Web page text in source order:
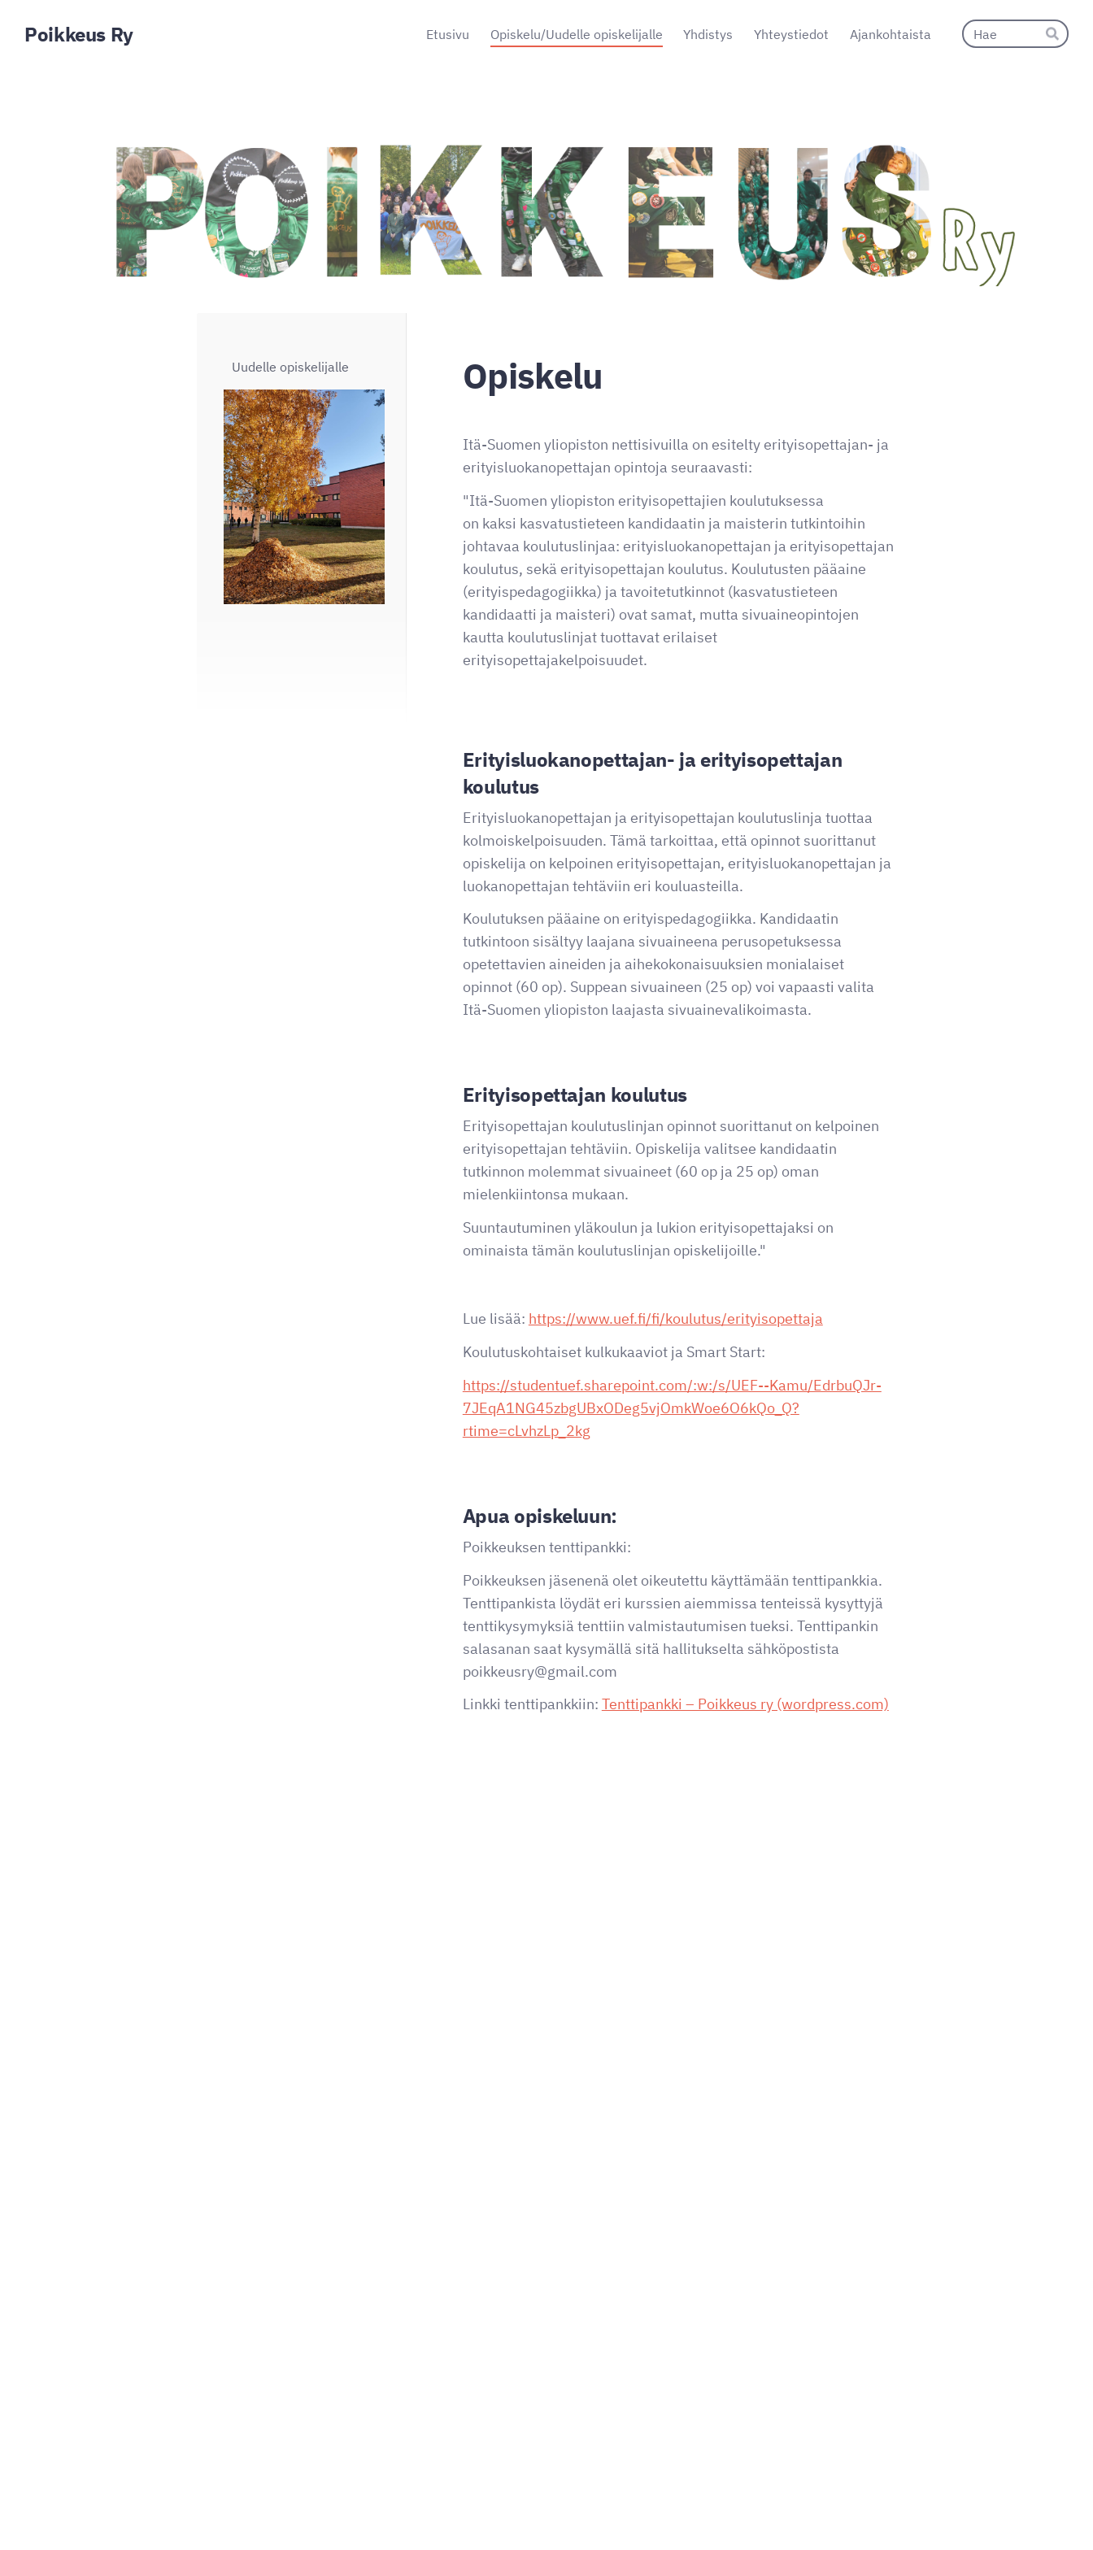
sivun
Poikkeus Ry Etusivu Opiskelu/Uudelle opiskelijalle Yhdistys Yhteystiedot Ajankohtaista
Hae
Uudelle opiskelijalle Opiskelu
Itä-Suomen yliopiston nettisivuilla on esitelty erityisopettajan- ja
erityisluokanopettajan opintoja seuraavasti:
"Itä-Suomen yliopiston erityisopettajien koulutuksessa
on kaksi kasvatustieteen kandidaatin ja maisterin tutkintoihin
johtavaa koulutuslinjaa: erityisluokanopettajan ja erityisopettajan
koulutus, sekä erityisopettajan koulutus. Koulutusten pääaine
(erityispedagogiikka) ja tavoitetutkinnot (kasvatustieteen
kandidaatti ja maisteri) ovat samat, mutta sivuaineopintojen
kautta koulutuslinjat tuottavat erilaiset
erityisopettajakelpoisuudet.
Erityisluokanopettajan- ja erityisopettajan
koulutus
Erityisluokanopettajan ja erityisopettajan koulutuslinja tuottaa
kolmoiskelpoisuuden. Tämä tarkoittaa, että opinnot suorittanut
opiskelija on kelpoinen erityisopettajan, erityisluokanopettajan ja
luokanopettajan tehtäviin eri kouluasteilla.
Koulutuksen pääaine on erityispedagogiikka. Kandidaatin
tutkintoon sisältyy laajana sivuaineena perusopetuksessa
opetettavien aineiden ja aihekokonaisuuksien monialaiset
opinnot (60 op). Suppean sivuaineen (25 op) voi vapaasti valita
Itä-Suomen yliopiston laajasta sivuainevalikoimasta.
Erityisopettajan koulutus
Erityisopettajan koulutuslinjan opinnot suorittanut on kelpoinen
erityisopettajan tehtäviin. Opiskelija valitsee kandidaatin
tutkinnon molemmat sivuaineet (60 op ja 25 op) oman
mielenkiintonsa mukaan.
Suuntautuminen yläkoulun ja lukion erityisopettajaksi on
ominaista tämän koulutuslinjan opiskelijoille."
Lue lisää: https://www.uef.fi/fi/koulutus/erityisopettaja
Koulutuskohtaiset kulkukaaviot ja Smart Start:
https://studentuef.sharepoint.com/:w:/s/UEF--Kamu/EdrbuQJr-
7JEqA1NG45zbgUBxODeg5vjOmkWoe6O6kQo_Q?
rtime=cLvhzLp_2kg
Apua opiskeluun:
Poikkeuksen tenttipankki:
Poikkeuksen jäsenenä olet oikeutettu käyttämään tenttipankkia.
Tenttipankista löydät eri kurssien aiemmissa tenteissä kysyttyjä
tenttikysymyksiä tenttiin valmistautumisen tueksi. Tenttipankin
salasanan saat kysymällä sitä hallitukselta sähköpostista
poikkeusry@gmail.com
Linkki tenttipankkiin: Tenttipankki – Poikkeus ry (wordpress.com)